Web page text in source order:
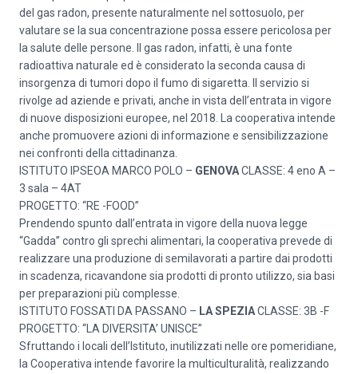
del gas radon, presente naturalmente nel sottosuolo, per
valutare se la sua concentrazione possa essere pericolosa per
la salute delle persone. Il gas radon, infatti, è una fonte
radioattiva naturale ed è considerato la seconda causa di
insorgenza di tumori dopo il fumo di sigaretta. Il servizio si
rivolge ad aziende e privati, anche in vista dell’entrata in vigore
di nuove disposizioni europee, nel 2018. La cooperativa intende
anche promuovere azioni di informazione e sensibilizzazione
nei confronti della cittadinanza.
ISTITUTO IPSEOA MARCO POLO – GENOVACLASSE: 4 eno A –
3 sala – 4AT
PROGETTO: “RE -FOOD”
Prendendo spunto dall’entrata in vigore della nuova legge
“Gadda” contro gli sprechi alimentari, la cooperativa prevede di
realizzare una produzione di semilavorati a partire dai prodotti
in scadenza, ricavandone sia prodotti di pronto utilizzo, sia basi
per preparazioni più complesse.
ISTITUTO FOSSATI DA PASSANO – LA SPEZIACLASSE: 3B -F
PROGETTO: “LA DIVERSITA’ UNISCE”
Sfruttando i locali dell’Istituto, inutilizzati nelle ore pomeridiane,
la Cooperativa intende favorire la multiculturalità, realizzando